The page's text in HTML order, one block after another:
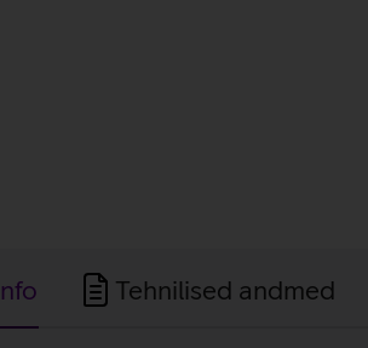
Tehnilised andmed